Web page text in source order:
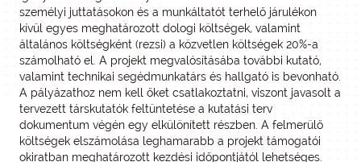
személyi juttatásokon és a munkáltatót terhelő járulékon
kívül egyes meghatározott dologi költségek, valamint
általános költségként (rezsi) a közvetlen költségek 20%-a
számolható el. A projekt megvalósításába további kutató,
valamint technikai segédmunkatárs és hallgató is bevonható.
A pályázathoz nem kell őket csatlakoztatni, viszont javasolt a
tervezett társkutatók feltüntetése a kutatási terv
dokumentum végén egy elkülönített részben. A felmerülő
költségek elszámolása leghamarabb a projekt támogatói
okiratban meghatározott kezdési időpontjától lehetséges.